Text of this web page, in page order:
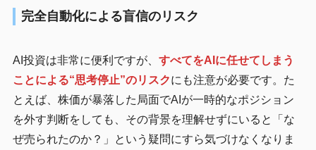
完全自動化による盲信のリスク
AI投資は非常に便利ですが、 すべてをAIに任せてしまう
ことによる“思考停止”のリスクにも注意が必要です。た
とえば、株価が暴落した局面でAIが一時的なポジション
を外す判断をしても、その背景を理解せずにいると「な
ぜ売られたのか？」という疑問にすら気づけなくなりま